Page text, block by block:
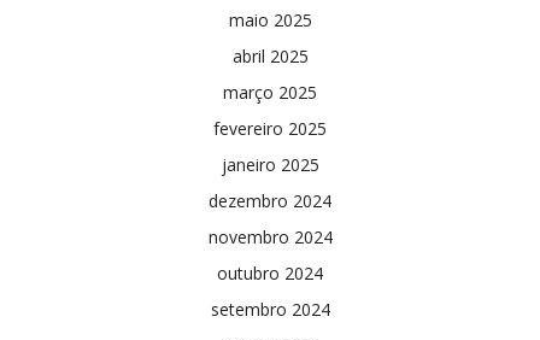
maio 2025
abril 2025
março 2025
fevereiro 2025
janeiro 2025
dezembro 2024
novembro 2024
outubro 2024
setembro 2024